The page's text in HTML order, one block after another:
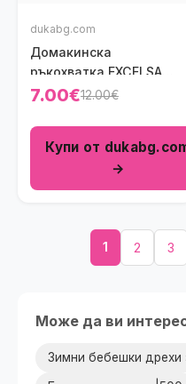
dukabg.com
Домакинска
ръкохватка EXCELSA
NEW DELHI 20x20 см.
7.00€12.00€
Купи от
→
1 2 3
Може да ви
Зимни бебешки